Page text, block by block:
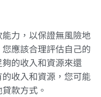
力，以保證無風險地
應該合理評估自己的
的收入和資源來還
收入和資源，您可能
款方式。